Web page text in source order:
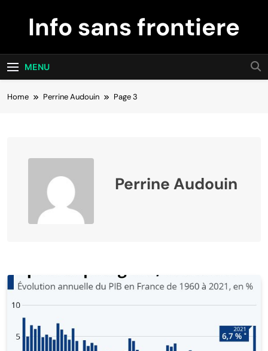
contentInfo sans frontiere
MENU
Home Perrine Audouin Page 3
Perrine Audouin